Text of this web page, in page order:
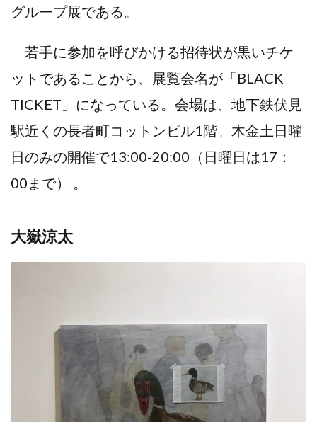
グループ展である。
若手に参加を呼びかける招待状が黒いチケ
ットであることから、展覧会名が 「BLACK
TICKET」になっている。会場は、地下鉄伏見
駅近くの長者町コットンビル1階。木金土日曜
日のみの開催で13:00-20:00（日曜日は17：
00まで） 。
大嶽涼太